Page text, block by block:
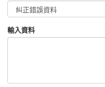
輸入資料